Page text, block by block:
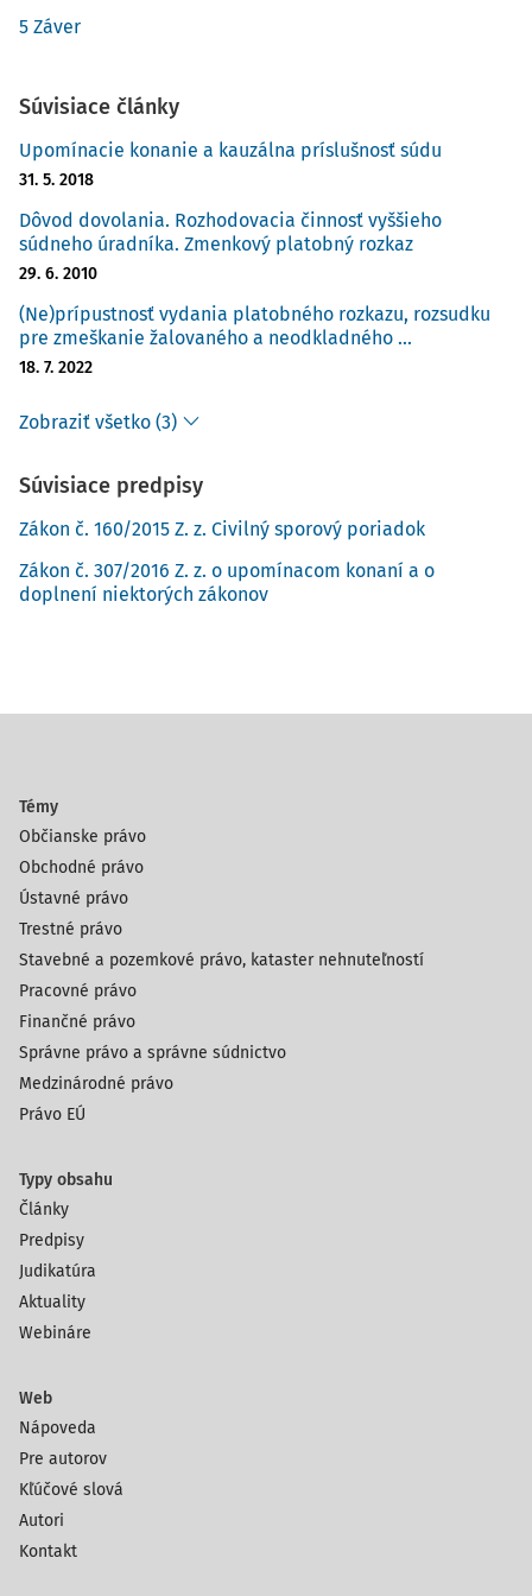
5 Záver
Súvisiace články
Upomínacie konanie a kauzálna príslušnosť súdu
31. 5. 2018
Dôvod dovolania. Rozhodovacia činnosť vyššieho
súdneho úradníka. Zmenkový platobný rozkaz
29. 6. 2010
(Ne)prípustnosť vydania platobného rozkazu, rozsudku
pre zmeškanie žalovaného a neodkladného ...
18. 7. 2022
Zobraziť všetko (3)
Súvisiace predpisy
Zákon č. 160/2015 Z. z. Civilný sporový poriadok
Zákon č. 307/2016 Z. z. o upomínacom konaní a o
doplnení niektorých zákonov
Témy
Občianske právo
Obchodné právo
Ústavné právo
Trestné právo
Stavebné a pozemkové právo, kataster nehnuteľností
Pracovné právo
Finančné právo
Správne právo a správne súdnictvo
Medzinárodné právo
Právo EÚ
Typy obsahu
Články
Predpisy
Judikatúra
Aktuality
Webináre
Web
Nápoveda
Pre autorov
Kľúčové slová
Autori
Kontakt